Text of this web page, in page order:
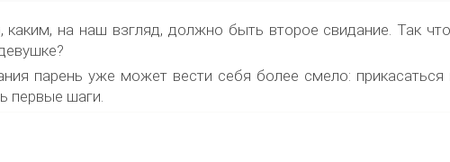
на наш взгляд, должно быть второе свидание. Так
парень уже может вести себя более смело: прикасаться
первые шаги.